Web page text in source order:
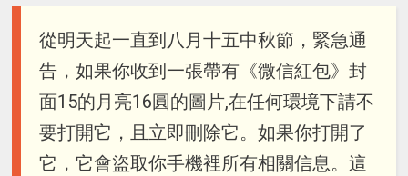
從明天起一直到八月十五中秋節，緊急通
告，如果你收到一張帶有《微信紅包》封
面15的月亮16圓的圖片,在任何環境下請不
要打開它，且立即刪除它。如果你打開了
它，它會盜取你手機裡所有相關信息。這